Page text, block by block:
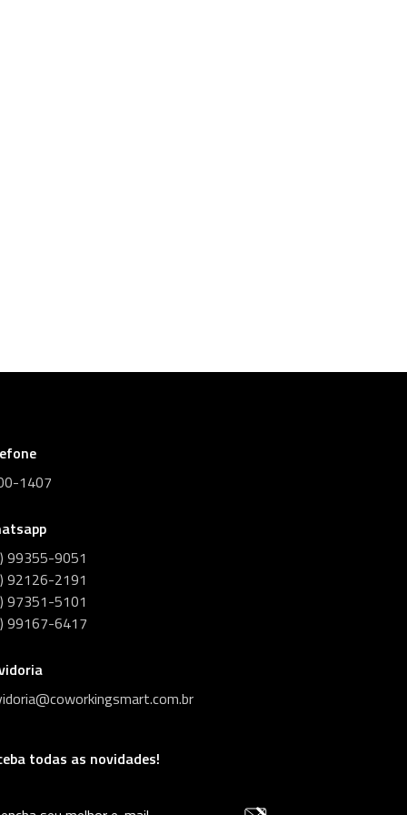
1407
99355-9051
92126-2191
97351-5101
99167-6417
todas as novidades!